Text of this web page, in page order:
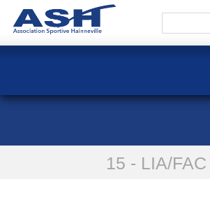
15 - LIA/FAC
J10 - Fit Combat
Panneau de gestion des cookies